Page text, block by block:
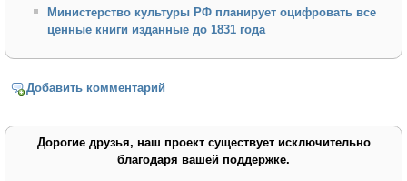
Министерство культуры РФ планирует оцифровать все
ценные книги изданные до 1831 года
Добавить комментарий
Дорогие друзья, наш проект существует исключительно
благодаря вашей поддержке.